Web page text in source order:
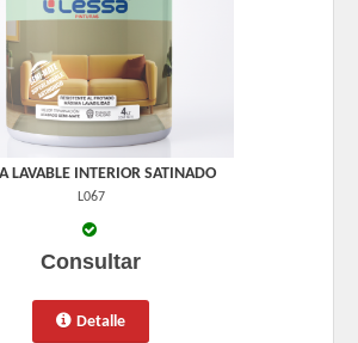
LAVABLE INTERIOR SATINADO
L067
Consultar
Detalle